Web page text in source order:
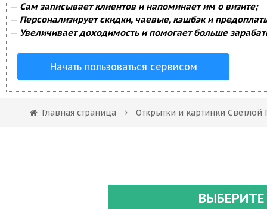
— Сам записывает клиентов и напоминает им о визите;
— Персонализирует скидки, чаевые, кэшбэк и
— Увеличивает доходимость и помогает больше
Начать пользоваться сервисом
Главная страница Открытки и картинки Светлой